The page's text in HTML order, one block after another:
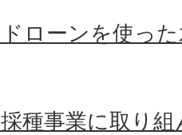
ローンを使っ
種事業に取り